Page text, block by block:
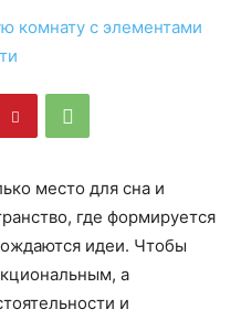
место для сна и
где формируется
идеи. Чтобы
а
и